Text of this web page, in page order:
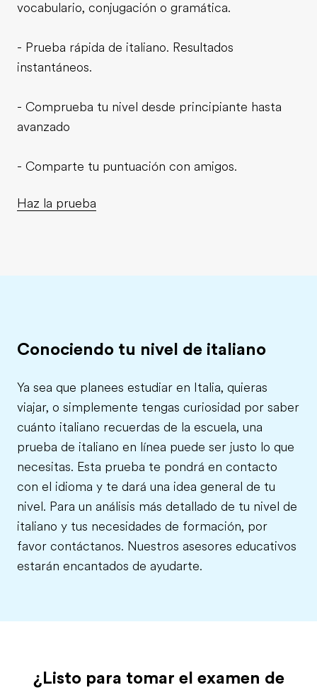
vocabulario, conjugación o gramática.
- Prueba rápida de italiano. Resultados
instantáneos.
- Comprueba tu nivel desde principiante hasta
avanzado
- Comparte tu puntuación con amigos.
Haz la prueba
Conociendo tu nivel de italiano
Ya sea que planees estudiar en Italia, quieras
viajar, o simplemente tengas curiosidad por saber
cuánto italiano recuerdas de la escuela, una
prueba de italiano en línea puede ser justo lo que
necesitas. Esta prueba te pondrá en contacto
con el idioma y te dará una idea general de tu
nivel. Para un análisis más detallado de tu nivel de
italiano y tus necesidades de formación, por
favor contáctanos. Nuestros asesores educativos
estarán encantados de ayudarte.
¿Listo para tomar el examen de